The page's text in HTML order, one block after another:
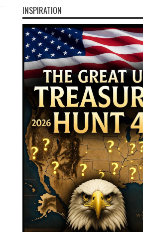
INSPIRATION